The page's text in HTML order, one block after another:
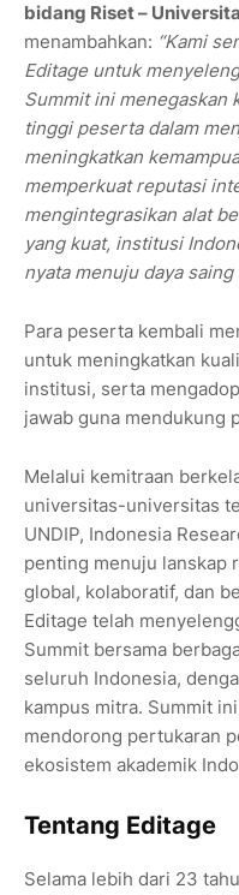
bidang Riset –
menambahkan: “Kami
Editage untuk
Summit ini menegaskan
tinggi peserta dalam
meningkatkan
memperkuat reputasi
mengintegrasikan alat
yang kuat, institusi
nyata menuju daya saing
Para peserta kembali
untuk meningkatkan
institusi, serta
jawab guna mendukung
Melalui kemitraan
universitas-universitas
UNDIP, Indonesia
penting menuju lanskap
global, kolaboratif, dan
Editage telah
Summit bersama
seluruh Indonesia,
kampus mitra. Summit
mendorong pertukaran
ekosistem akademik
Tentang Editage
Selama lebih dari 23